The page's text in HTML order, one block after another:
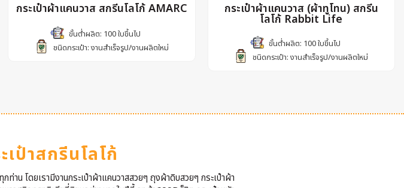
กระเป๋าผ้าแคนวาส สกรีนโลโก้ AMARC
ขั้นต่ำผลิต: 100 ใบขึ้นไป
ชนิดกระเป๋า: งานสำเร็จรูป/งานผลิตใหม่
กระเป๋าผ้าแคนวาส (ผ้าทูโทน) สกรีน
โลโก้ Rabbit Life
ขั้นต่ำผลิต: 100 ใบขึ้นไป
ชนิดกระเป๋า: งานสำเร็จรูป/งานผลิตใหม่
ป๋าสกรีนโลโก้
าน โดยเรามีงานกระเป๋าผ้าแคนวาสสวยๆ ถุงผ้าดิบสวยๆ กระเป๋าผ้า